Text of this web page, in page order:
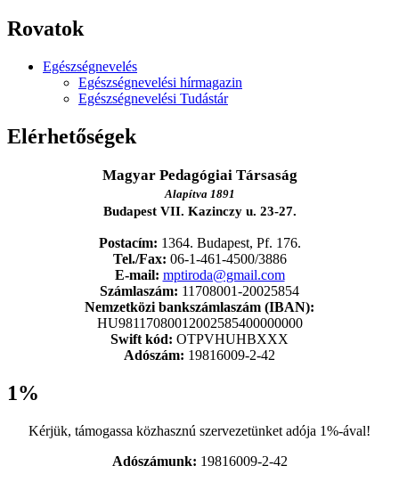
Rovatok
Egészségnevelés
Egészségnevelési hírmagazin
Egészségnevelési Tudástár
Elérhetőségek
Magyar Pedagógiai Társaság
Alapítva 1891
Budapest VII. Kazinczy u. 23-27.
Postacím: 1364. Budapest, Pf. 176.
Tel./Fax: 06-1-461-4500/3886
E-mail: mptiroda@gmail.com
Számlaszám: 11708001-20025854
Nemzetközi bankszámlaszám (IBAN):
HU98117080012002585400000000
Swift kód: OTPVHUHBXXX
Adószám: 19816009-2-42
1%
Kérjük, támogassa közhasznú szervezetünket adója 1%-ával!
Adószámunk: 19816009-2-42